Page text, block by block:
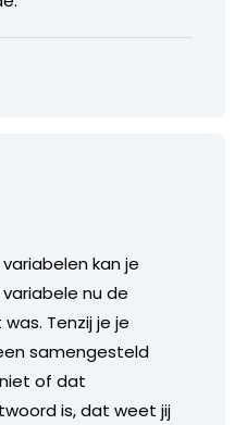
kan je
nu de
Tenzij je je
samengesteld
of dat
is, dat weet jij